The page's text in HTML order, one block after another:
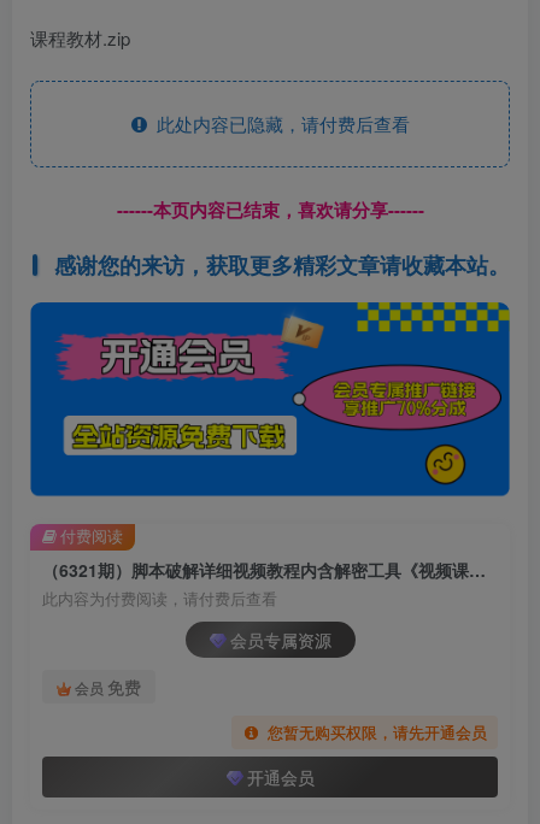
课程教材.zip
此处内容已隐藏，请付费后查看
------本页内容已结束，喜欢请分享------
感谢您的来访，获取更多精彩文章请收藏本站。
（6321期）脚本破解详细视频教程内含解密工具《视频课程》
此内容为付费阅读，请付费后查看
会员专属资源
会员 免费
您暂无购买权限，请先开通会员
开通会员
付费阅读